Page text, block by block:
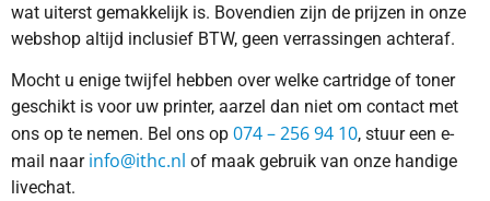
wat uiterst gemakkelijk is. Bovendien zijn de prijzen in onze
webshop altijd inclusief BTW, geen verrassingen achteraf.
Mocht u enige twijfel hebben over welke cartridge of toner
geschikt is voor uw printer, aarzel dan niet om contact met
ons op te nemen. Bel ons op 074 – 256 94 10, stuur een e-
mail naar info@ithc.nl of maak gebruik van onze handige
livechat.